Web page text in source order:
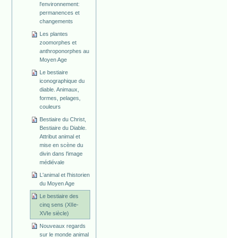
l'environnement:
permanences et
changements
Les plantes
zoomorphes et
anthroponorphes au
Moyen Age
Le bestiaire
iconographique du
diable. Animaux,
formes, pelages,
couleurs
Bestiaire du Christ,
Bestiaire du Diable.
Attribut animal et
mise en scène du
divin dans l'image
médiévale
L'animal et l'historien
du Moyen Age
Le bestiaire des
cinq sens (XIIe-
XVIe siècle)
Nouveaux regards
sur le monde animal